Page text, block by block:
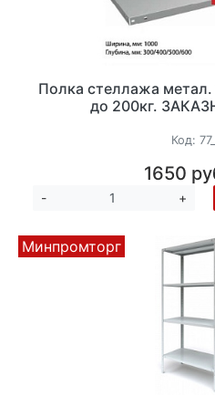
Полка стеллажа
до 200кг.
Код:
1650
- +
Минпромторг